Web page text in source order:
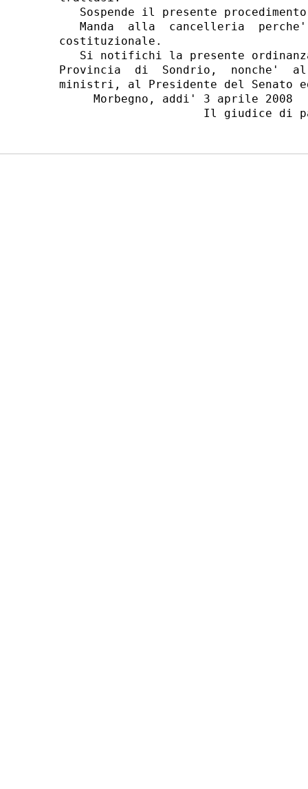
Sospende il presente
Manda  alla  cancelleria
costituzionale.
Si notifichi la presente
Provincia  di  Sondrio,  nonche'
ministri, al Presidente del Senato
     Morbegno, addi' 3 aprile 2008